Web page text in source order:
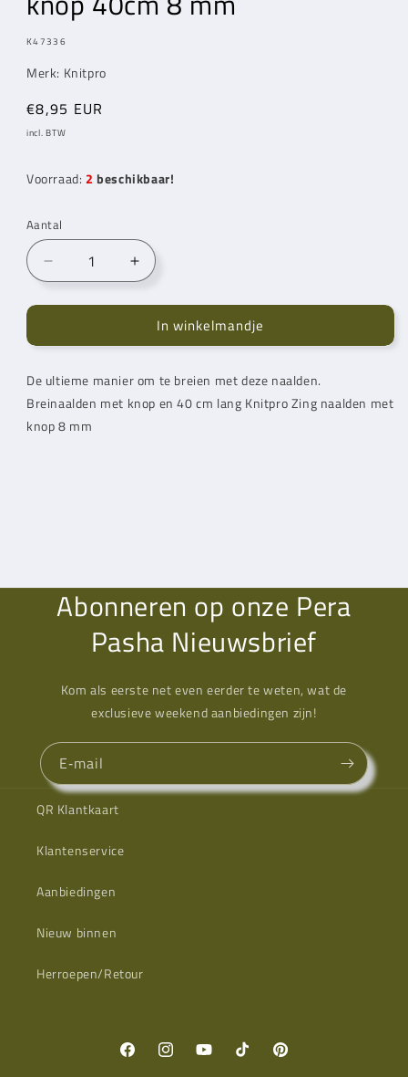
MODEL:
K47336
Merk: Knitpro
Normale
prijs
€8,95 EUR
incl. BTW
Voorraad: 2 beschikbaar!
Aantal
Aantal
verlagen
voor
Zing
met
knop
40cm
Aantal
verhogen
voor
Knitpro
Zing
met
knop
In winkelmandje
De ultieme manier om te breien met deze naalden.
Breinaalden met knop en 40 cm lang Knitpro Zing naalden met
knop 8 mm
Abonneren op onze Pera
Pasha Nieuwsbrief
Kom als eerste net even eerder te weten, wat de
exclusieve weekend aanbiedingen zijn!
E‑mail
QR Klantkaart
Klantenservice
Aanbiedingen
Nieuw binnen
Herroepen/Retour
FacebookInstagramYouTubeTikTok Pinterest